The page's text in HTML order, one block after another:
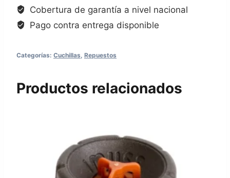
Cobertura de garantía a nivel nacional
Pago contra entrega disponible
Categorías: Cuchillas Repuestos
Productos relacionados